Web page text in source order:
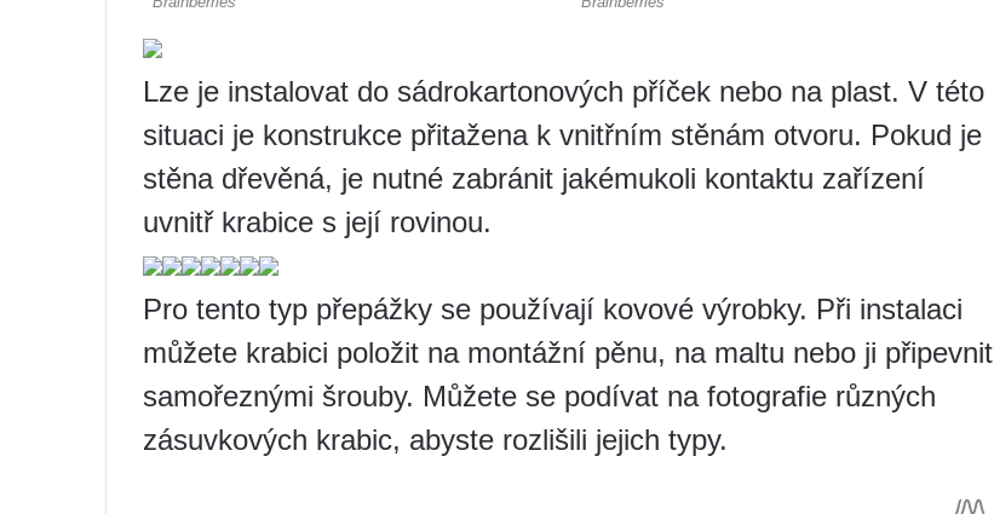
Lze je instalovat do sádrokartonových příček nebo na plast. V této
situaci je konstrukce přitažena k vnitřním stěnám otvoru. Pokud je
stěna dřevěná, je nutné zabránit jakémukoli kontaktu zařízení
uvnitř krabice s její rovinou.
Pro tento typ přepážky se používají kovové výrobky. Při instalaci
můžete krabici položit na montážní pěnu, na maltu nebo ji připevnit
samořeznými šrouby. Můžete se podívat na fotografie různých
zásuvkových krabic, abyste rozlišili jejich typy.